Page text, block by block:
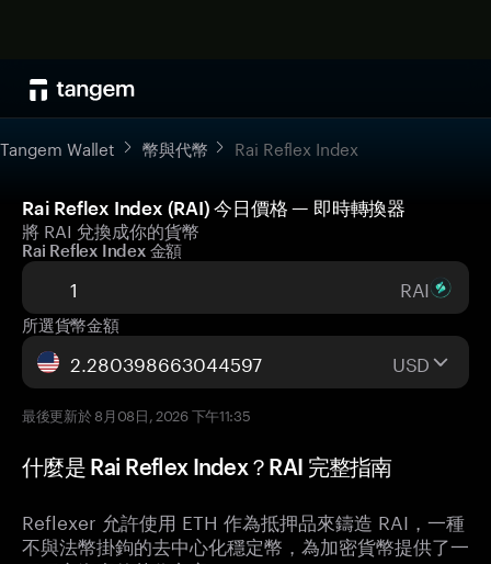
Tangem Wallet 幣與代幣 Rai Reflex Index
Rai Reflex Index (RAI) 今日價格 — 即時轉換器
將 RAI 兌換成你的貨幣
Rai Reflex Index 金額
RAI
所選貨幣金額
USD
最後更新於 8月08日, 2026 下午11:35
什麼是 Rai Reflex Index？RAI 完整指南
Reflexer 允許使用 ETH 作為抵押品來鑄造 RAI，一種
不與法幣掛鉤的去中心化穩定幣，為加密貨幣提供了一